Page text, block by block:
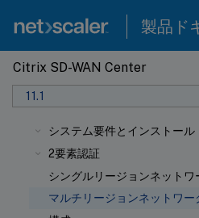
製品ド
Citrix SD-WAN Center
11.1
システム要件とインストール
2要素認証
シングルリージョンネットワ
マルチリージョンネットワー